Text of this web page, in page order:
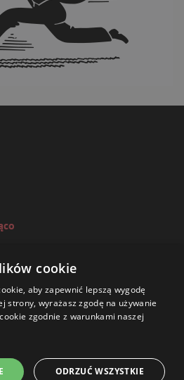
cookie
aby zapewnić lepszą wygodę
strony, wyrażasz zgodę na używanie
zgodnie z warunkami naszej
ODRZUĆ WSZYSTKIE